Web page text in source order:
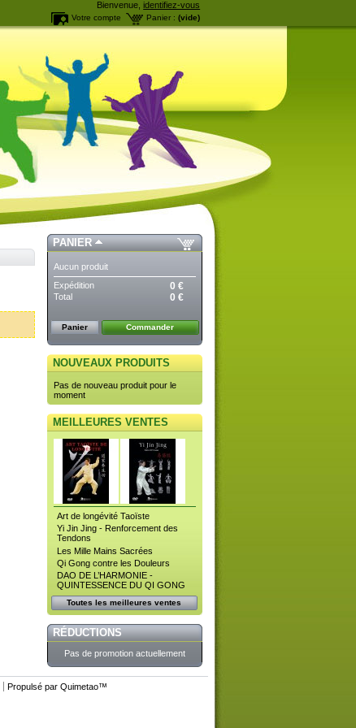
Bienvenue,identifiez-vous
Panier : (vide)
Votre compte
PANIER
Aucun produit
Expédition
0 €
Total 0 €
Panier Commander
NOUVEAUX PRODUITS
Pas de nouveau produit pour le
moment
MEILLEURES VENTES
Art de longévité Taoïste
Yi Jin Jing - Renforcement des
Tendons
Les Mille Mains Sacrées
Qi Gong contre les Douleurs
DAO DE L’HARMONIE -
QUINTESSENCE DU QI GONG
Toutes les meilleures ventes
RÉDUCTIONS
Pas de promotion actuellement
Propulsé par Quimetao™